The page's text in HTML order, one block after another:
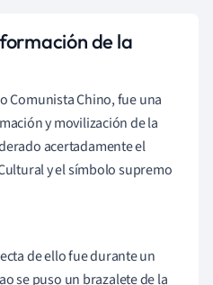
de la
Comunista Chino, fue una
y movilización de la
acertadamente el
y el símbolo supremo
de ello fue durante un
se puso un brazalete de la